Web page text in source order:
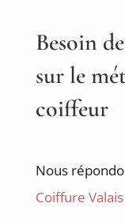
Besoin
sur le
coiffeur
Nous
Coiffure Valais